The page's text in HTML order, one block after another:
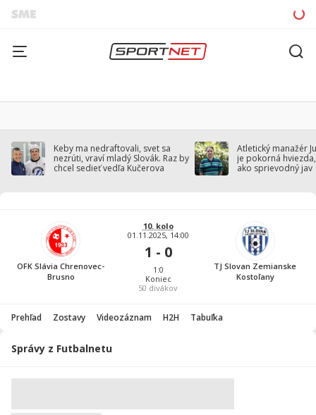
Keby ma nedraftovali, svet sa
nezrúti, vraví mladý Slovák. Raz by
chcel sedieť vedľa Kučerova
Atletický manažér
je pokorná
ako sprievodný jav
OFK Slávia Chrenovec-
Brusno
10. kolo
01.11.2025, 14:00
1 - 0
1:0
Koniec
50 divákov
TJ Slovan Zemianske
Kostoľany
Prehľad Zostavy Videozáznam H2H Tabuľka
Správy z Futbalnetu